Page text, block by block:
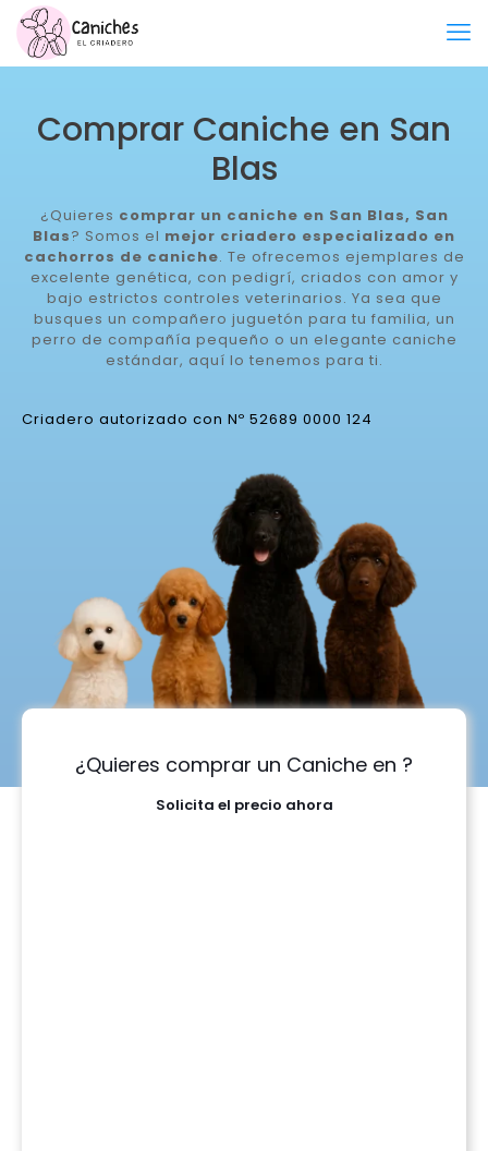
Comprar Caniche en San
Blas
¿Quieres comprar un caniche en San Blas, San
Blas? Somos el mejor criadero especializado en
cachorros de caniche. Te ofrecemos ejemplares de
excelente genética, con pedigrí, criados con amor y
bajo estrictos controles veterinarios. Ya sea que
busques un compañero juguetón para tu familia, un
perro de compañía pequeño o un elegante caniche
estándar, aquí lo tenemos para ti.
Criadero autorizado con Nº 52689 0000 124
¿Quieres comprar un Caniche en ?
Solicita el precio ahora